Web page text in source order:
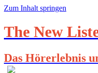
Zum Inhalt springen
The New
Das Hörerlebnis